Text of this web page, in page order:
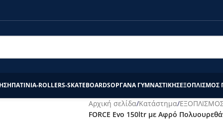
το διάστημα 20/7-27/7 θα επεξεργαστούν απο εμάς μετά
ΠΑΤΙΝΙΑ-ROLLERS-SKATEBOARDSΟΡΓΑΝΑ ΓΥΜΝΑΣΤΙΚΗΣΕΞΟΠΛΙΣΜΟΣ
Αρχική σελίδα/Κατάστημα/
FORCE Evo 150ltr με Αφρό